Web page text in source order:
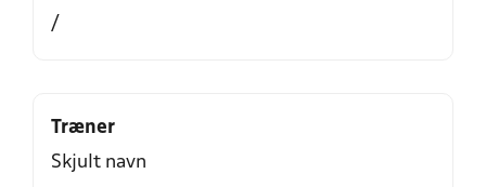
/
Træner
Skjult navn